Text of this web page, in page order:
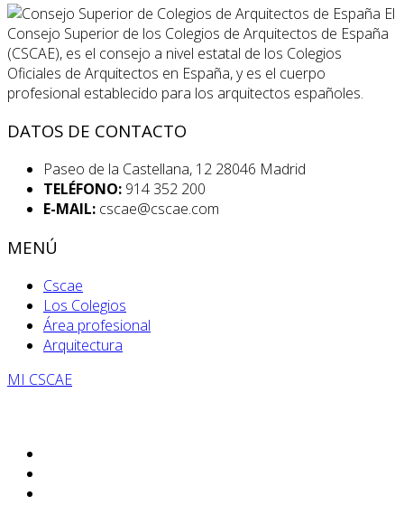
El
Consejo Superior de los Colegios de Arquitectos de España
(CSCAE), es el consejo a nivel estatal de los Colegios
Oficiales de Arquitectos en España, y es el cuerpo
profesional establecido para los arquitectos españoles.
DATOS DE CONTACTO
Paseo de la Castellana, 12 28046 Madrid
TELÉFONO: 914 352 200
E-MAIL: cscae@cscae.com
MENÚ
Cscae
Los Colegios
Área profesional
Arquitectura
MI CSCAE